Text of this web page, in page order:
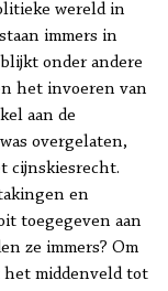
wereld in
immers in
onder andere
het invoeren van
aan de
overgelaten,
cijnskiesrecht.
en
toegegeven aan
ze immers? Om
het middenveld tot